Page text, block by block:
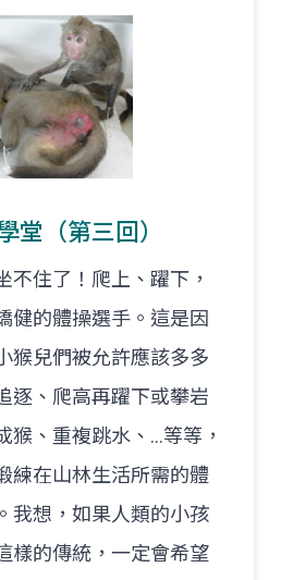
堂（第三回）
不住了！爬上、躍下，
健的體操選手。這是因
猴兒們被允許應該多多
逐、爬高再躍下或攀岩
猴、重複跳水、…等等，
練在山林生活所需的體
我想，如果人類的小孩
樣的傳統，一定會希望